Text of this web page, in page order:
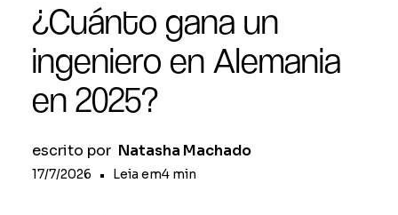
¿Cuánto gana un
ingeniero en Alemania
en 2025?
escrito por Natasha Machado
17/7/2026 • Leia em4 min